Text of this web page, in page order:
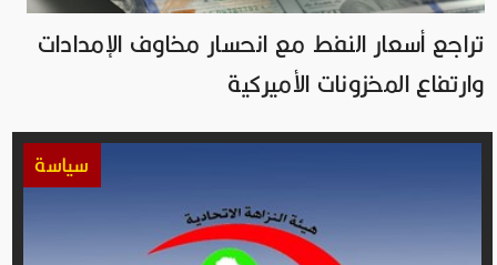
تراجع أسعار النفط مع انحسار مخاوف الإمدادات
وارتفاع المخزونات الأميركية
سياسة